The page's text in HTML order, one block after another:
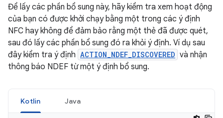
Để lấy các phần bổ sung này, hãy kiểm tra xem hoạt động
của bạn có được khởi chạy bằng một trong các ý định
NFC hay không để đảm bảo rằng một thẻ đã được quét,
sau đó lấy các phần bổ sung đó ra khỏi ý định. Ví dụ sau
đây kiểm tra ý định ACTION_NDEF_DISCOVERED và nhận
thông báo NDEF từ một ý định bổ sung.
Kotlin Java